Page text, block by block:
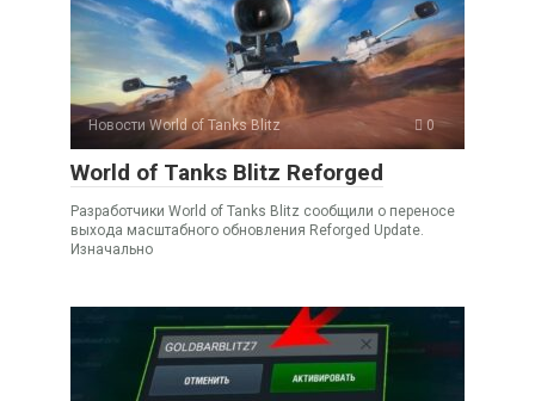
Новости World of Tanks Blitz 0
World of Tanks Blitz Reforged
Разработчики World of Tanks Blitz сообщили о переносе
выхода масштабного обновления Reforged Update.
Изначально